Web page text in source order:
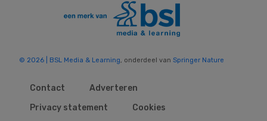
© 2026 | BSL Media & Learning, onderdeel van Springer Nature
Contact
Adverteren
Privacy statement
Cookies